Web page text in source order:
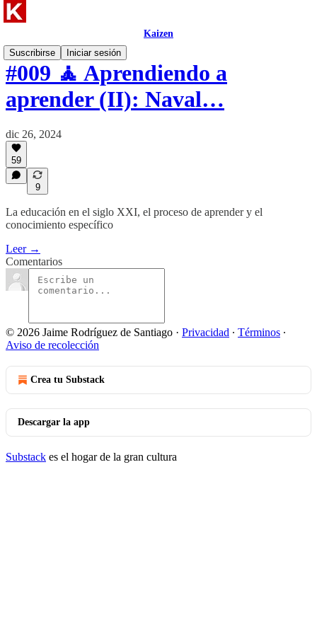
Kaizen
Suscribirse
Iniciar sesión
#009 🧘 Aprendiendo a
aprender (II): Naval…
dic 26, 2024
59
9
La educación en el siglo XXI, el proceso de aprender y el
conocimiento específico
Leer →
Comentarios
© 2026 Jaime Rodríguez de Santiago · Privacidad ∙ Términos ∙
Aviso de recolección
Crea tu Substack
Descargar la app
Substack es el hogar de la gran cultura